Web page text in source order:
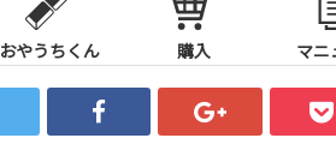
おやうちくん 購入 マニ